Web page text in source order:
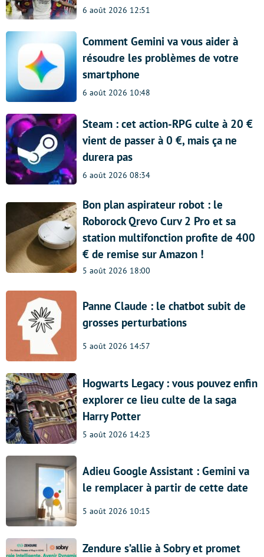
6 août 2026 12:51
Comment Gemini va vous aider à
résoudre les problèmes de votre
smartphone
6 août 2026 10:48
Steam : cet action-RPG culte à 20 €
vient de passer à 0 €, mais ça ne
durera pas
6 août 2026 08:34
Bon plan aspirateur robot : le
Roborock Qrevo Curv 2 Pro et sa
station multifonction profite de 400
€ de remise sur Amazon !
5 août 2026 18:00
Panne Claude : le chatbot subit de
grosses perturbations
5 août 2026 14:57
Hogwarts Legacy : vous pouvez enfin
explorer ce lieu culte de la saga
Harry Potter
5 août 2026 14:23
Adieu Google Assistant : Gemini va
le remplacer à partir de cette date
5 août 2026 10:15
Zendure s’allie à Sobry et promet